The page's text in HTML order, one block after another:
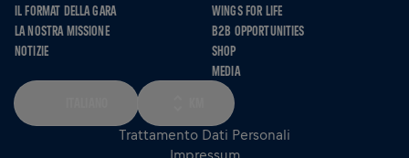
IL FORMAT DELLA GARA
LA NOSTRA MISSIONE
NOTIZIE
WINGS FOR LIFE
B2B OPPORTUNITIES
SHOP
MEDIA
Trattamento Dati Personali